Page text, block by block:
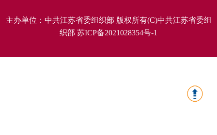
主办单位：中共江苏省委组织部 版权所有(C)中共江苏省委组
织部 苏ICP备2021028354号-1